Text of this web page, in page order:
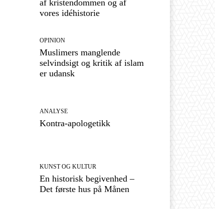
af kristendommen og af
vores idéhistorie
OPINION
Muslimers manglende
selvindsigt og kritik af islam
er udansk
ANALYSE
Kontra-apologetikk
KUNST OG KULTUR
En historisk begivenhed –
Det første hus på Månen